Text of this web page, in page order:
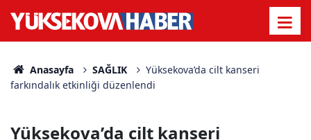
Anasayfa SAĞLIK
Yüksekova’da cilt kanseri
farkındalık etkinliği düzenlendi
Yüksekova’da cilt kanseri